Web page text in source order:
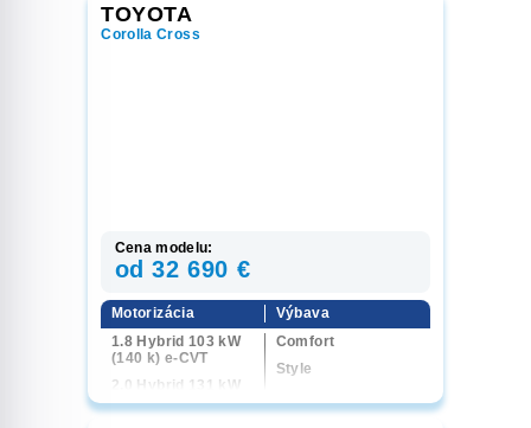
(178 k) 4x4 e-CVT
TOYOTA
Corolla Cross
Cena modelu:
od 32 690 €
Motorizácia
1.8 Hybrid 103 kW
(140 k) e-CVT
2.0 Hybrid 131 kW
(178 k) e-CVT
Výbava
Comfort
Style